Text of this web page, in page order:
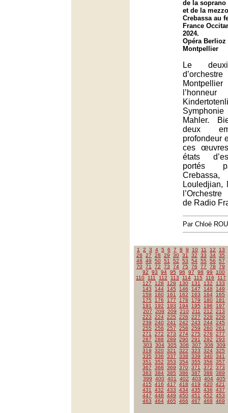
de la
et de la
Crebassa au
France
2024.
Opéra Berlioz
Montpellier
Le
Mahler.
deux
profondeur
ces
états
portés
Louledjian,
de Radio
Par Chloë
1 2 3 4 5 6 7 8 9 10 11 12
13
26
27 28 29 30 31 32 33 34 35
48
49 50 51 52 53 54 55 56
57
70 71 72 73 74 75 76 77 78
79
92
93 94 95 96 97 98 99
100
110
111 112 113 114 115 116
117
127
128 129 130 131 132
133
143
144 145 146 147 148
149
159
160 161 162 163 164
165
175
176 177 178 179 180
181
191
192 193 194 195 196
197
207
208 209 210 211 212
213
223
224 225 226 227 228
229
239
240 241 242 243 244 245
255
256 257 258 259 260 261
271
272 273 274 275 276
277
287
288 289 290 291 292
293
303
304 305 306 307 308
309
319
320 321 322 323 324 325
335
336 337 338 339 340 341
351
352 353 354 355 356
357
367
368 369 370 371 372
373
383
384 385 386 387 388
389
399
400 401 402 403 404 405
415
416 417 418 419 420 421
431
432 433 434 435 436
437
447
448 449 450 451 452
453
463
464 465 466 467 468 469